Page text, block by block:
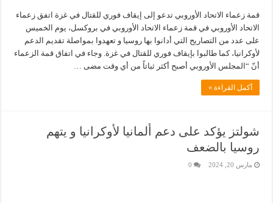
قمة زعماء الاتحاد الأوروبي تدعو إلى إيقاف فوري للقتال في غزة اتفق زعماء
الاتحاد الأوروبي في قمة زعماء الاتحاد الأوروبي في بروكسل، يوم الخميس
على عدد من التصاريح التي أدانوا بها روسيا و تعهدوا بمواصلة تقديم الدعم
لأوكرانيا، كما طالبوا بإيقاف فوري للقتال في غزة. وجاء في اتفاق قمة الزعماء
أنّ “المجلس الأوروبي أصبح أكثر ثباتاً من أي وقت مضى …
أكمل القراءة »
شولتز يؤكد على دعم ألمانيا لأوكرانيا و يتهم
روسيا بالضعف
مارس 20, 2024 0